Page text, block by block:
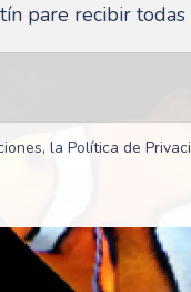
pare recibir
la Política de